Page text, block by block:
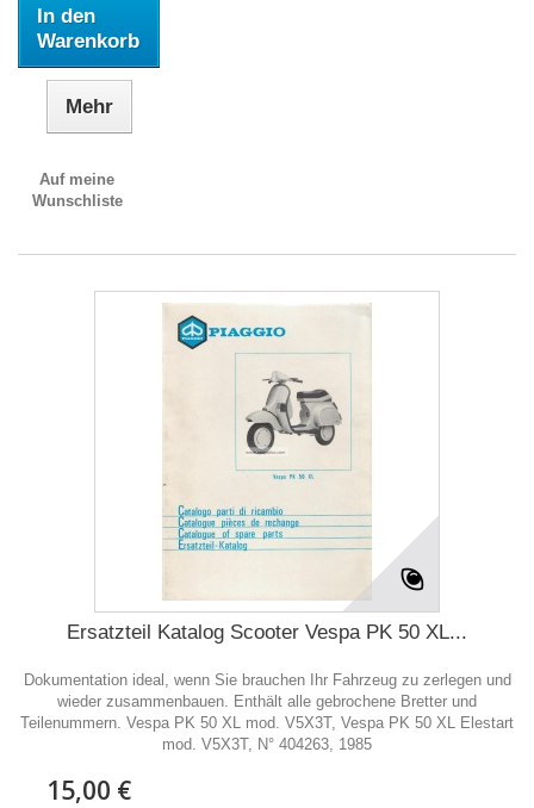
In den
Warenkorb
Mehr
Auf meine
Wunschliste
Ersatzteil Katalog Scooter Vespa PK 50 XL...
Dokumentation ideal, wenn Sie brauchen Ihr Fahrzeug zu zerlegen und
wieder zusammenbauen. Enthält alle gebrochene Bretter und
Teilenummern. Vespa PK 50 XL mod. V5X3T, Vespa PK 50 XL Elestart
mod. V5X3T, N° 404263, 1985
15,00 €